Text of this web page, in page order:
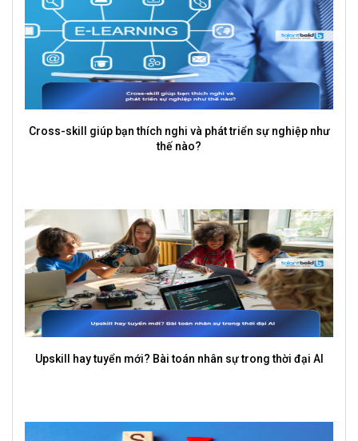
Cross-skill giúp bạn thích nghi và phát triển sự nghiệp như
thế nào?
Upskill hay tuyển mới? Bài toán nhân sự trong thời đại AI